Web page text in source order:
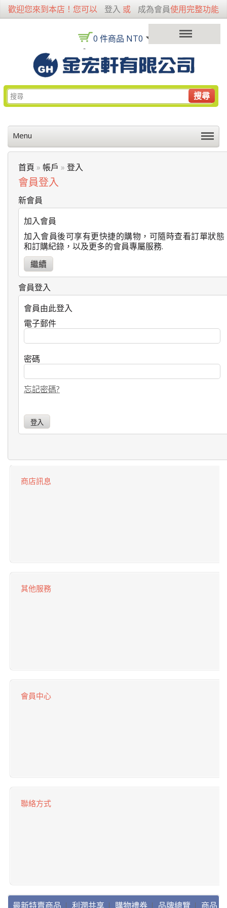
歡迎您來到本店！您可以 登入 或 成為會員使用完整功能
0 件商品 NT0
搜尋
Menu
首頁 » 帳戶 » 登入
會員登入
新會員
加入會員
加入會員後可享有更快捷的購物，可隨時查看訂單狀態
和訂購紀錄，以及更多的會員專屬服務.
繼續
會員登入
會員由此登入
電子郵件
密碼
忘記密碼?
商店訊息
其他服務
會員中心
聯絡方式
最新特賣商品 利潤共享 購物禮券 品牌總覽 商品